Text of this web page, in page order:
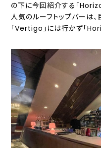
の下に今回紹介する「
人気のルーフトップバーは
「Vertigo」には行かず「